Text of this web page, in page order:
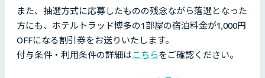
また、抽選方式に応募したものの残念ながら落選となった
方にも、ホテルトラッド博多の1部屋の宿泊料金が1,000円
OFFになる割引券をお送りいたします。
付与条件・利用条件の詳細はこちらをご確認ください。